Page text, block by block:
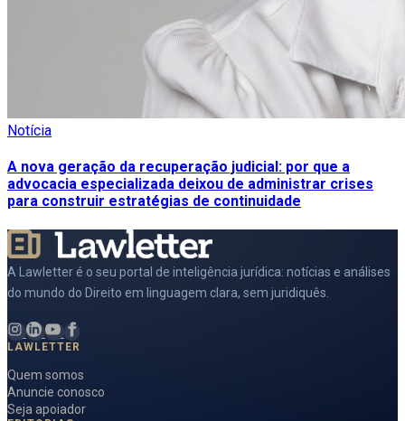
Notícia
A nova geração da recuperação judicial: por que a
advocacia especializada deixou de administrar crises
para construir estratégias de continuidade
A Lawletter é o seu portal de inteligência jurídica: notícias e análises
do mundo do Direito em linguagem clara, sem juridiquês.
LAWLETTER
Quem somos
Anuncie conosco
Seja apoiador